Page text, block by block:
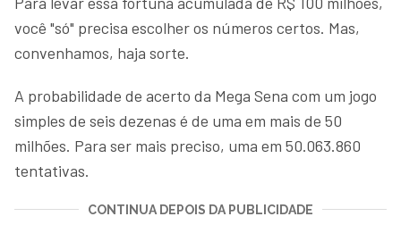
você "só" precisa escolher os números certos. Mas,
convenhamos, haja sorte.
A probabilidade de acerto da Mega Sena com um jogo
simples de seis dezenas é de uma em mais de 50
milhões. Para ser mais preciso, uma em 50.063.860
tentativas.
CONTINUA DEPOIS DA PUBLICIDADE